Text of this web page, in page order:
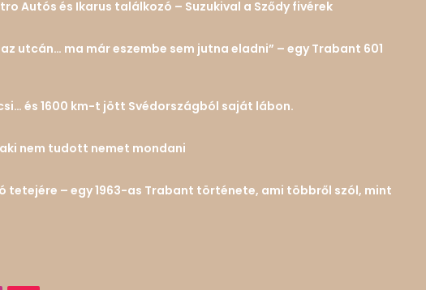
Autós és Ikarus találkozó – Suzukival a Sződy fivérek
utcán… ma már eszembe sem jutna eladni” – egy Trabant 601
és 1600 km-t jött Svédországból saját lábon.
nem tudott nemet mondani
tetejére – egy 1963-as Trabant története, ami többről szól, mint